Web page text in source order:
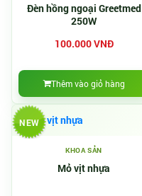
Đèn hồng ngoại Greetmed
250W
100.000 VNĐ
Thêm vào giỏ hàng
NEW
KHOA SẢN
Mỏ vịt nhựa